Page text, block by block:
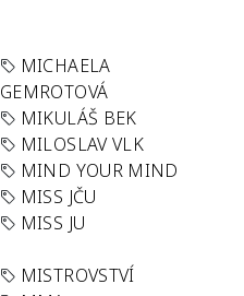
MICHAELA
GEMROTOVÁ
MIKULÁŠ BEK
MILOSLAV VLK
MIND YOUR MIND
MISS JČU
MISS JU
MISTROVSTVÍ